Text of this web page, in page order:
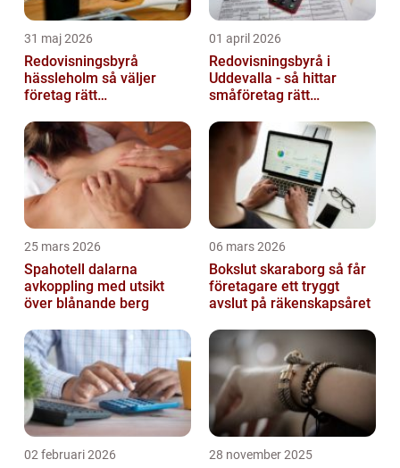
31 maj 2026
Redovisningsbyrå
hässleholm så väljer
företag rätt
01 april 2026
Redovisningsbyrå i
Uddevalla - så hittar
småföretag rätt
25 mars 2026
Spahotell dalarna
avkoppling med utsikt
över blånande berg
06 mars 2026
Bokslut skaraborg så får
företagare ett tryggt
avslut på räkenskapsåret
02 februari 2026 28 november 2025